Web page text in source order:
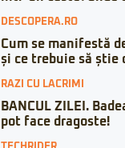
DESCOPERA.RO
Cum se manifestă
și ce trebuie să știe
RAZI CU LACRIMI
BANCUL ZILEI.
pot face dragoste!